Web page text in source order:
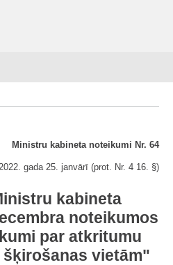
Ministru kabineta noteikumi Nr. 64
gada 25. janvārī (prot. Nr. 4 16. §)
kabineta
noteikumos
par atkritumu
vietām"